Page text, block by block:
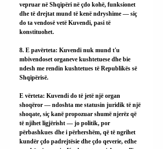
vepruar në Shqipëri në çdo kohë, funksionet
dhe të drejtat mund të kenë ndryshime — siç
do ta vendosë vetë Kuvendi, pasi të
konstituohet.
8. E pavërteta: Kuvendi nuk mund t'u
mbivendoset organeve kushtetuese dhe bie
ndesh me rendin kushtetues të Republikës së
Shqipërisë.
E vërteta: Kuvendi do të jetë një organ
shoqëror — ndoshta me statusin juridik të një
shoqate, siç kanë propozuar shumë njerëz që
të njihet ligjërisht — jo politik, por
përbashkues dhe i përhershëm, që të ngrihet
kundër çdo padrejtësie dhe çdo qeverie, edhe